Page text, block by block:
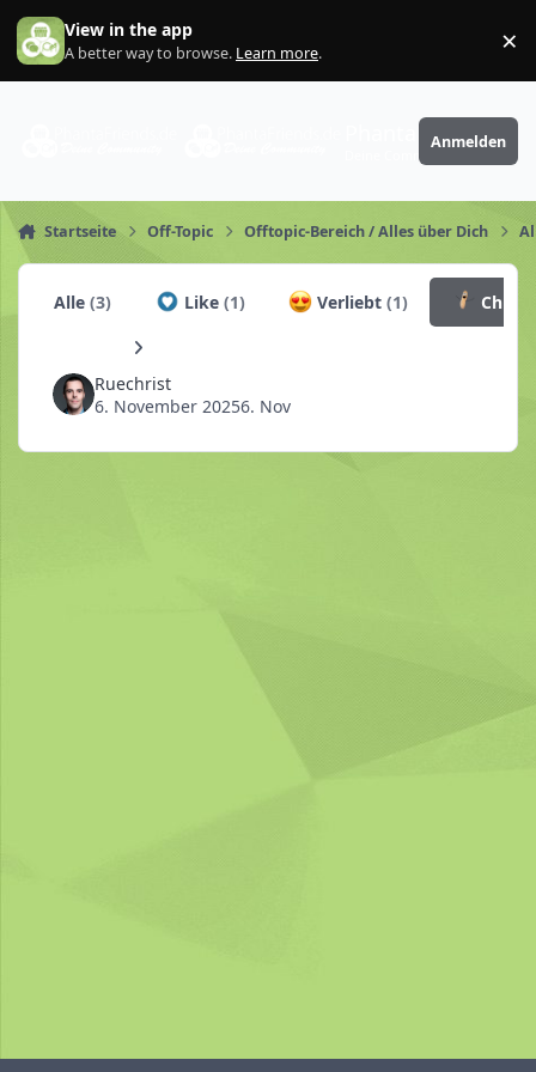
Zum Inhalt springen
View in the app
A better way to browse. Learn more. ×
PhantaFriends.de
Anmelden
Startseite Off-Topic Offtopic-Bereich / Alles über Dich
Alle(3) Like (1) Verliebt(1)
Ruechrist
6. November 20256. Nov